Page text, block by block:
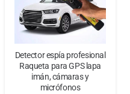
Detector espía profesional
Raqueta para GPS lapa
imán, cámaras y
micrófonos